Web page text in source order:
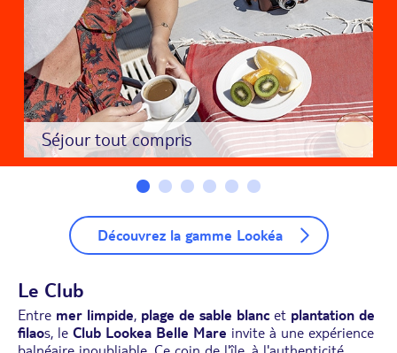
Séjour tout compris
Découvrez la gamme Lookéa
Le Club
Entre mer limpide, plage de sable blanc et plantation de
filaos, le Club Lookea Belle Mare invite à une expérience